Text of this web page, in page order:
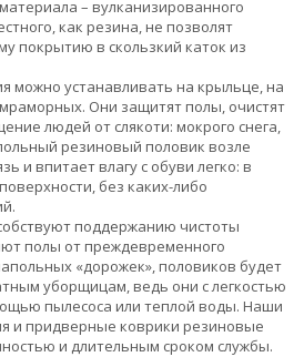
– вулканизированного
как резина, не позволят
покрытию в скользкий каток из
можно устанавливать на крыльце, на
Они защитят полы, очистят
людей от слякоти: мокрого снега,
резиновый половик возле
и впитает влагу с обуви легко: в
без каких-либо
поддержанию чистоты
полы от преждевременного
«дорожек», половиков будет
уборщицам, ведь они с легкостью
пылесоса или теплой воды. Наши
и придверные коврики резиновые
и длительным сроком службы.